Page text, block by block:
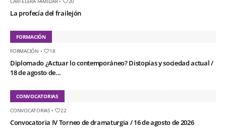
La profecía del frailejón
FORMACIÓN
FORMACIÓN • 18
Diplomado ¿Actuar lo contemporáneo? Distopías y sociedad actual /
18 de agosto de...
CONVOCATORIAS
CONVOCATORIAS• 22
Convocatoria IV Torneo de dramaturgia / 16 de agosto de 2026